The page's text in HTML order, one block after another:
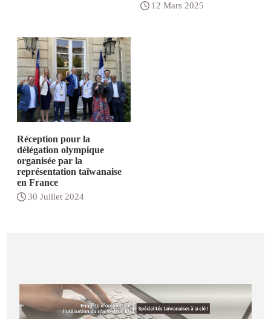
12 Mars 2025
Réception pour la
délégation olympique
organisée par la
représentation taïwanaise
en France
30 Juillet 2024